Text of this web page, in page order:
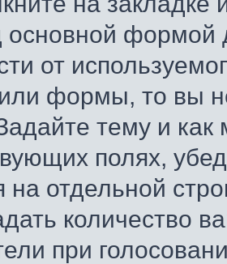
основной формой
от
формы, то вы
тему и
полях,
на отдельной
количество
при